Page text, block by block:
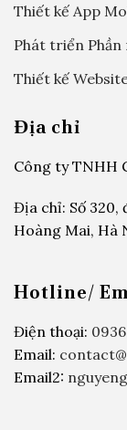
Thiết kế App
Phát triển Phần
Thiết kế
Địa chỉ
Công ty TNHH
Địa chỉ: Số 320,
Hoàng Mai, Hà
Hotline/
Điện thoại:
Email:
Email2: